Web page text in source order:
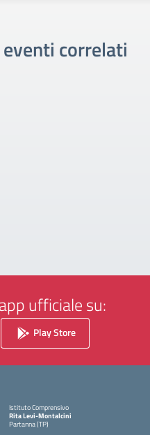
correlati
ufficiale su:
Play Store
Istituto Comprensivo
Rita Levi-Montalcini
Partanna (TP)